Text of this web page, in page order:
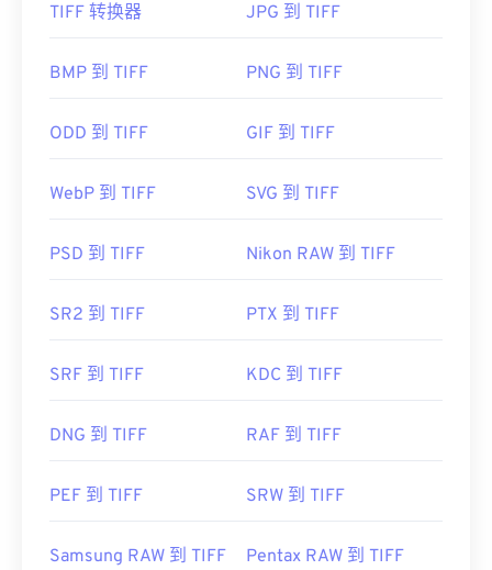
打开 TIFF 文件最常用的程序是 Windows 版
款名为XnView MP 的
免费独立程序。如果您在打开
JPG转换器。
其他程序（例如 ColorStrokes、GNU 图像处理程序 (
开和处理 TIFF 文件。
开发者： Aldus Corporation ，现为 Adob​​e Inc.
首次发行：
https://www.adobe.com/creativecloud/file-
https://www.file-extensions.org/tiff-file-extension
TIFF 转换器 JPG 到 TIFF
BMP 到 TIFF PNG 到 TIFF
ODD 到 TIFF GIF 到 TIFF
WebP 到 TIFF SVG 到 TIFF
PSD 到 TIFF Nikon RAW 到 TIFF
SR2 到 TIFF PTX 到 TIFF
SRF 到 TIFF KDC 到 TIFF
DNG 到 TIFF RAF 到 TIFF
PEF 到 TIFF SRW 到 TIFF
Samsung RAW 到 TIFF Pentax RAW 到 TIFF